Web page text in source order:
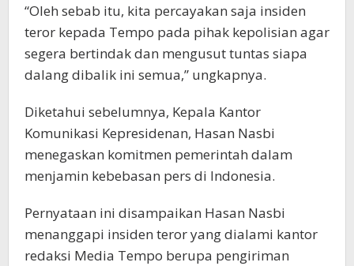
“Oleh sebab itu, kita percayakan saja insiden
teror kepada Tempo pada pihak kepolisian agar
segera bertindak dan mengusut tuntas siapa
dalang dibalik ini semua,” ungkapnya.
Diketahui sebelumnya, Kepala Kantor
Komunikasi Kepresidenan, Hasan Nasbi
menegaskan komitmen pemerintah dalam
menjamin kebebasan pers di Indonesia.
Pernyataan ini disampaikan Hasan Nasbi
menanggapi insiden teror yang dialami kantor
redaksi Media Tempo berupa pengiriman